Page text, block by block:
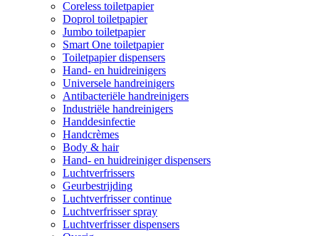
Coreless toiletpapier
Doprol toiletpapier
Jumbo toiletpapier
Smart One toiletpapier
Toiletpapier dispensers
Hand- en huidreinigers
Universele handreinigers
Antibacteriële handreinigers
Industriële handreinigers
Handdesinfectie
Handcrèmes
Body & hair
Hand- en huidreiniger dispensers
Luchtverfrissers
Geurbestrijding
Luchtverfrisser continue
Luchtverfrisser spray
Luchtverfrisser dispensers